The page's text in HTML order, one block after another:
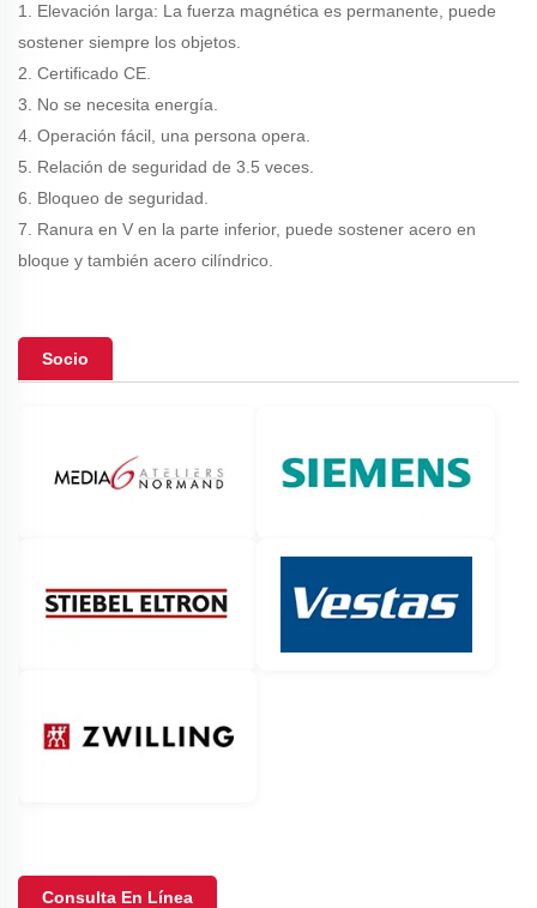
1. Elevación larga: La fuerza magnética es permanente, puede
sostener siempre los objetos.
2. Certificado CE.
3. No se necesita energía.
4. Operación fácil, una persona opera.
5. Relación de seguridad de 3.5 veces.
6. Bloqueo de seguridad.
7. Ranura en V en la parte inferior, puede sostener acero en
bloque y también acero cilíndrico.
Socio
Consulta En Línea